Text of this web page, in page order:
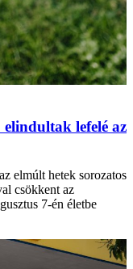
lefelé az
elmúlt hetek sorozatos
csökkent az
7-én életbe